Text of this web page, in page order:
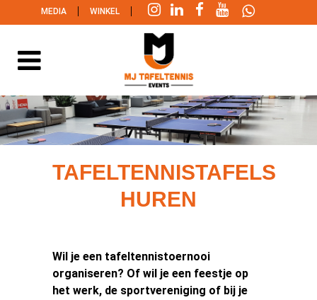
MEDIA | WINKEL |
TAFELTENNISTAFELS
HUREN
Wil je een tafeltennistoernooi
organiseren? Of wil je een feestje op
het werk, de sportvereniging of bij je